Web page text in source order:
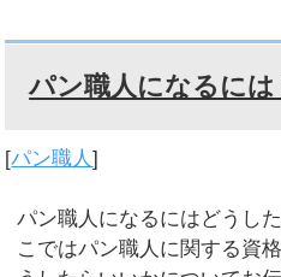
パン職人になるには
[パン職人]
パン職人になるにはどうし
こではパン職人に関する資